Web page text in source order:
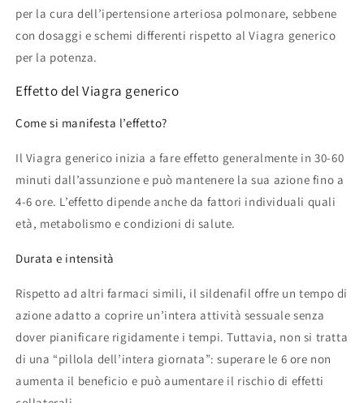
per la cura dell’ipertensione arteriosa polmonare, sebbene
con dosaggi e schemi differenti rispetto al Viagra generico
per la potenza.
Effetto del Viagra generico
Come si manifesta l’effetto?
Il Viagra generico inizia a fare effetto generalmente in 30-60
minuti dall’assunzione e può mantenere la sua azione fino a
4-6 ore. L’effetto dipende anche da fattori individuali quali
età, metabolismo e condizioni di salute.
Durata e intensità
Rispetto ad altri farmaci simili, il sildenafil offre un tempo di
azione adatto a coprire un’intera attività sessuale senza
dover pianificare rigidamente i tempi. Tuttavia, non si tratta
di una “pillola dell’intera giornata”: superare le 6 ore non
aumenta il beneficio e può aumentare il rischio di effetti